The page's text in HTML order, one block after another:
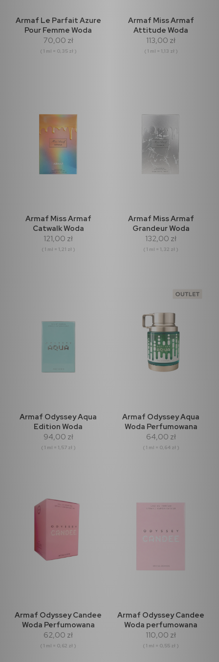
Armaf Le Parfait Azure
Pour Femme Woda
perfumowana 200ml
70,00 zł
( 1 ml = 0,35 zł )
Armaf Miss Armaf
Attitude Woda
Perfumowana 100ml
113,00 zł
( 1 ml = 1,13 zł )
Armaf Miss Armaf
Catwalk Woda
perfumowana 100ml
121,00 zł
( 1 ml = 1,21 zł )
Armaf Miss Armaf
Grandeur Woda
perfumowana 100ml
132,00 zł
( 1 ml = 1,32 zł )
Armaf Odyssey Aqua
Edition Woda
perfumowana 60ml
94,00 zł
( 1 ml = 1,57 zł )
Armaf Odyssey Aqua
Woda Perfumowana
100ml (outlet)
64,00 zł
( 1 ml = 0,64 zł )
Armaf Odyssey Candee
Woda Perfumowana
100ml
62,00 zł
( 1 ml = 0,62 zł )
Armaf Odyssey Candee
Woda perfumowana
200ml
110,00 zł
( 1 ml = 0,55 zł )